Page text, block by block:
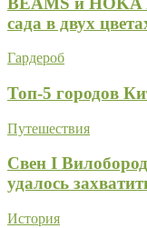
сада в двух
Гардероб
Топ-5 городов
Путешествия
Свен I
удалось
История